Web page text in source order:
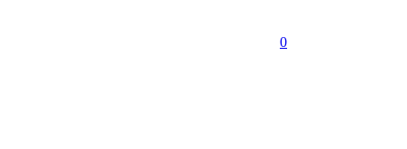
0